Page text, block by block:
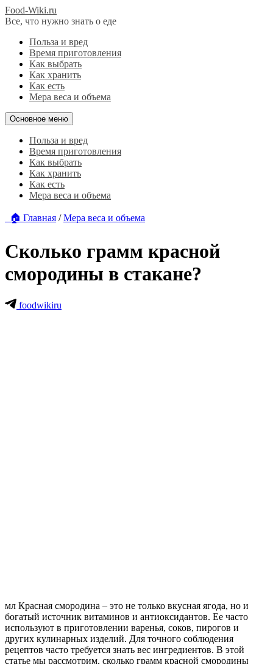
Food-Wiki.ru
Все, что нужно знать о еде
Польза и вред
Время приготовления
Как выбрать
Как хранить
Как есть
Мера веса и объема
Основное меню
Польза и вред
Время приготовления
Как выбрать
Как хранить
Как есть
Мера веса и объема
🏠 Главная /Мера веса и объема
Сколько грамм красной
смородины в стакане?
foodwikiru
мл Красная смородина – это не только вкусная ягода, но и
богатый источник витаминов и антиоксидантов. Ее часто
используют в приготовлении варенья, соков, пирогов и
других кулинарных изделий. Для точного соблюдения
рецептов часто требуется знать вес ингредиентов. В этой
статье мы рассмотрим, сколько грамм красной смородины